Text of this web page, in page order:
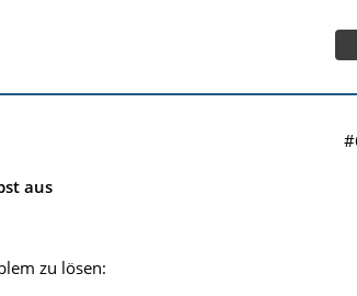
aus
zu lösen: